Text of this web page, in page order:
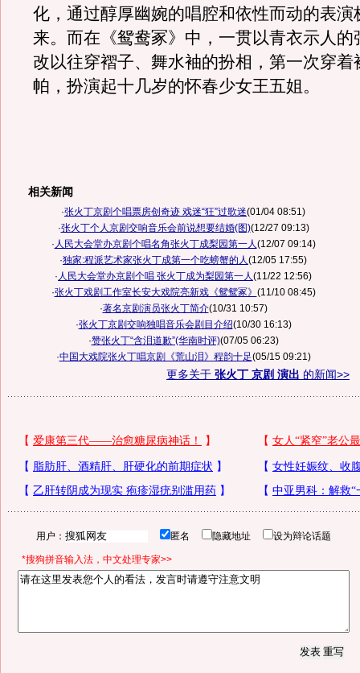
化，通过醇厚幽婉的唱腔和依性而动的表演
来。而在《鸳鸯冢》中，一贯以青衣示人的
改以往穿褶子、舞水袖的扮相，第一次穿着
帕，扮演起十几岁的怀春少女王五姐。
相关新闻
·张火丁京剧个唱票房创奇迹 戏迷“狂”过歌迷(01/04 08:51)
·张火丁个人京剧交响音乐会前说想要结婚(图)(12/27 09:13)
· 人民大会堂办京剧个唱名角张火丁成梨园第一人(12/07 09:14)
·独家:程派艺术家张火丁成第一个吃螃蟹的人(12/05 17:55)
· 人民大会堂办京剧个唱 张火丁成为梨园第一人(11/22 12:56)
·张火丁戏剧工作室长安大戏院亮新戏《鸳鸳冢》 (11/10 08:45)
·著名京剧演员张火丁简介(10/31 10:57)
·张火丁京剧交响独唱音乐会剧目介绍(10/30 16:13)
·赞张火丁“含泪道歉”(华南时评)(07/05 06:23)
·中国大戏院张火丁唱京剧《荒山泪》程韵十足(05/15 09:21)
更多关于 张火丁 京剧 演出 的新闻>>
用户： 匿名 隐藏地址 设为辩论话题
*搜狗拼音输入法，中文处理专家>>